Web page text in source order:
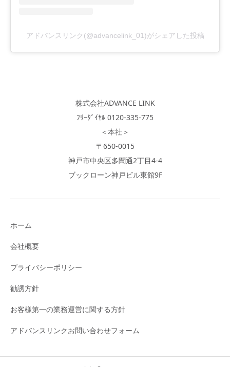
アドバンスリンク(@advancelink_01)がシェアした投稿
株式会社ADVANCE LINK
ﾌﾘｰﾀﾞｲﾔﾙ 0120-335-775
＜本社＞
〒650-0015
神戸市中央区多聞通2丁目4-4
ブックローン神戸ビル東館9F
ホーム
会社概要
プライバシーポリシー
勧誘方針
お客様第一の業務運営に関する方針
アドバンスリンクお問い合わせフォーム